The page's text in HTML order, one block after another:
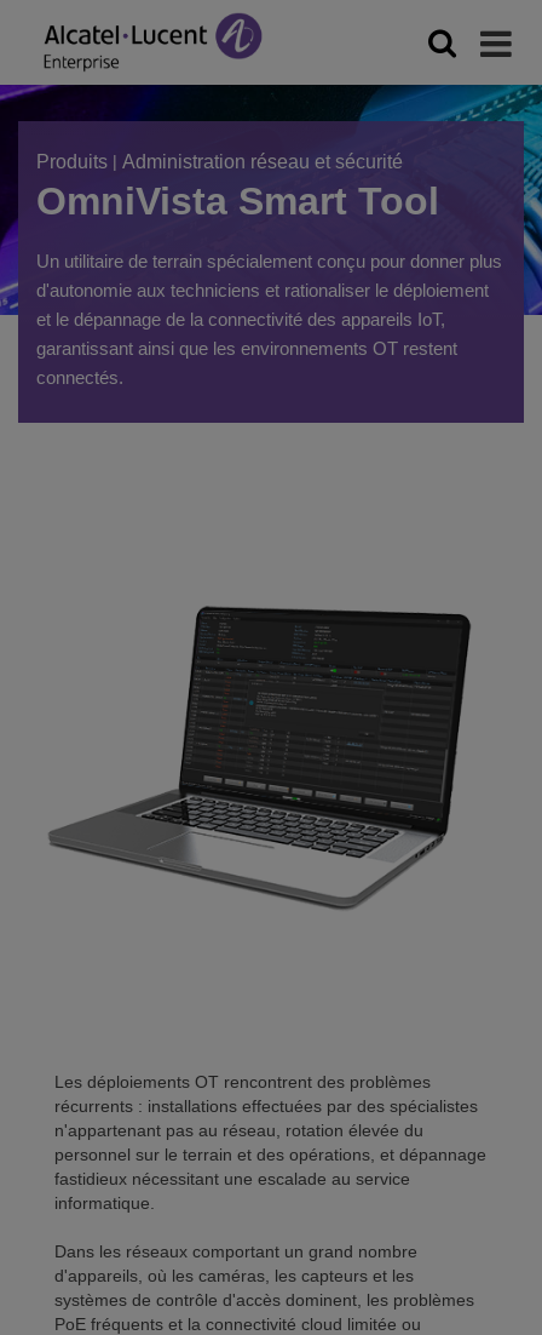
Produits | Administration réseau et sécurité
OmniVista Smart Tool
Un utilitaire de terrain spécialement conçu pour donner plus
d'autonomie aux techniciens et rationaliser le déploiement
et le dépannage de la connectivité des appareils IoT,
garantissant ainsi que les environnements OT restent
connectés.
Les déploiements OT rencontrent des problèmes
récurrents : installations effectuées par des spécialistes
n'appartenant pas au réseau, rotation élevée du
personnel sur le terrain et des opérations, et dépannage
fastidieux nécessitant une escalade au service
informatique.
Dans les réseaux comportant un grand nombre
d'appareils, où les caméras, les capteurs et les
systèmes de contrôle d'accès dominent, les problèmes
PoE fréquents et la connectivité cloud limitée ou